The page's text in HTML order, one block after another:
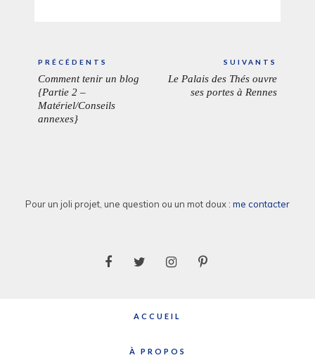
Navigation
de
l’article
PRÉCÉDENTS
ARTICLE
PRÉCÉDENT:
Comment tenir un blog
{Partie 2 –
Matériel/Conseils
annexes}
SUIVANTS
Le Palais des Thés ouvre
ses portes à Rennes
Pour un joli projet, une question ou un mot doux : me contacter
ACCUEIL
À PROPOS